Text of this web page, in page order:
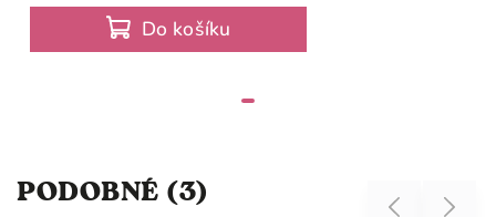
Do košíku
PODOBNÉ (3) Previous Next